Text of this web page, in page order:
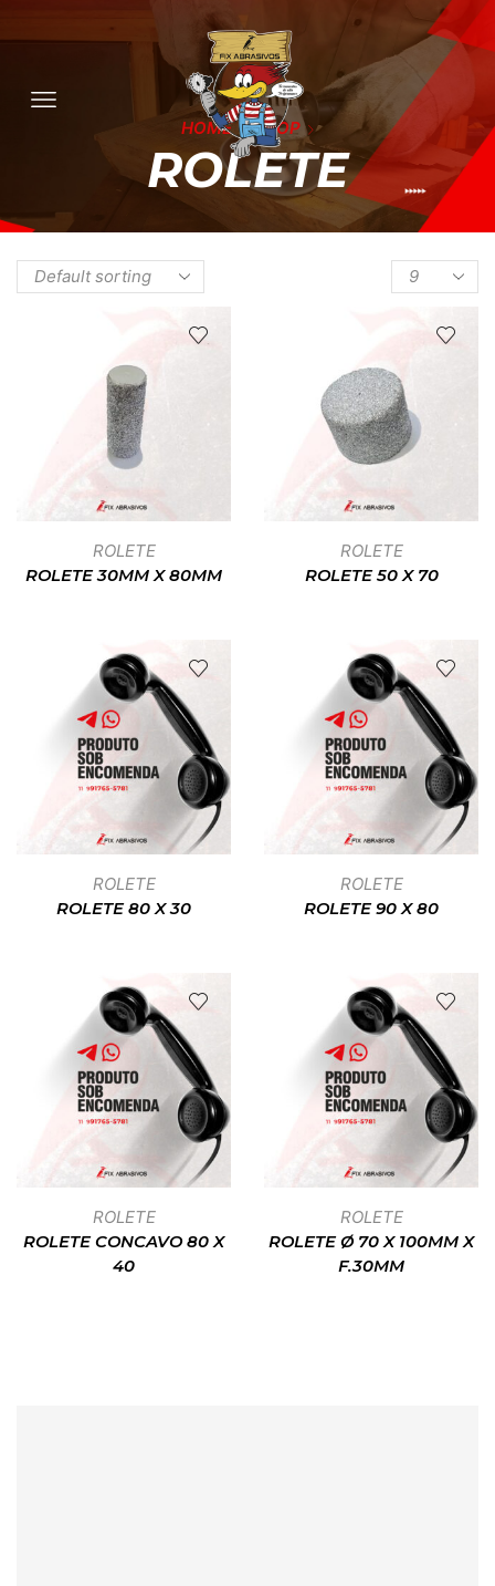
HOME SHOP
ROLETE
ROLETE
ROLETE 30MM X 80MM
ROLETE
ROLETE 50 X 70
ROLETE
ROLETE 80 X 30
ROLETE
ROLETE 90 X 80
ROLETE
ROLETE CONCAVO 80 X
40
ROLETE
ROLETE Ø 70 X 100MM X
F.30MM